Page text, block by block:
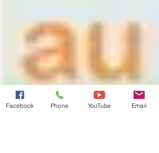
Facebook Phone YouTube Email